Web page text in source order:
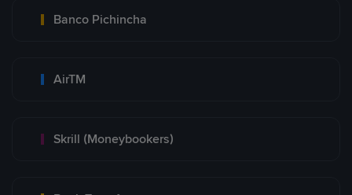
Banco Pichincha
AirTM
Skrill (Moneybookers)